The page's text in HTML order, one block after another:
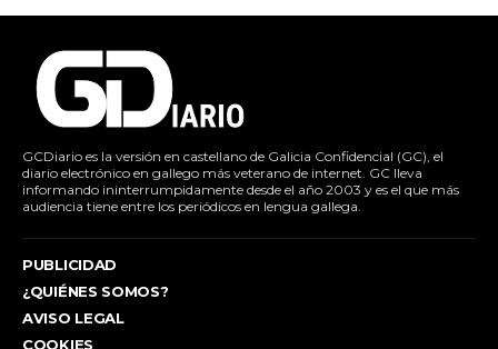
GCDiario es la versión en castellano de Galicia Confidencial (GC), el
diario electrónico en gallego más veterano de internet. GC lleva
informando ininterrumpidamente desde el año 2003 y es el que más
audiencia tiene entre los periódicos en lengua gallega.
PUBLICIDAD
¿QUIÉNES SOMOS?
AVISO LEGAL
COOKIES